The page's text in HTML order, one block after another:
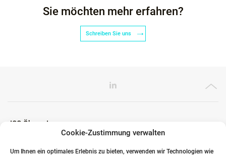
Cookie-Zustimmung verwalten
Um Ihnen ein optimales Erlebnis zu bieten, verwenden wir Technologien wie
Sie möchten mehr erfahren?
Schreiben Sie uns
ICG Ökosystem